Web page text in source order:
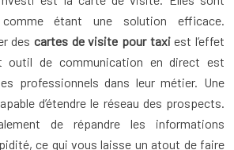
comme étant une solution efficace.
des cartes de visite pour taxiest l’effet
outil de communication en direct est
professionnels dans leur métier. Une
d’étendre le réseau des prospects.
de répandre les informations
ce qui vous laisse un atout de faire